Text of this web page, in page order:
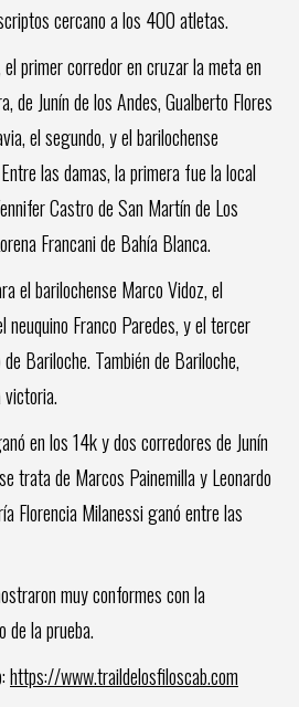
cercano a los 400 atletas.
primer corredor en cruzar la meta en
Junín de los Andes, Gualberto Flores
el segundo, y el barilochense
las damas, la primera fue la local
Castro de San Martín de Los
Francani de Bahía Blanca.
el barilochense Marco Vidoz, el
Franco Paredes, y el tercer
Bariloche. También de Bariloche,
en los 14k y dos corredores de Junín
trata de Marcos Painemilla y Leonardo
Florencia Milanessi ganó entre las
muy conformes con la
de la prueba.
https://www.traildelosfiloscab.com